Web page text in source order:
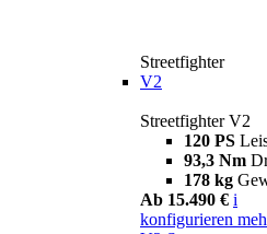
Streetfighter
V2
Streetfighter V2
120 PS
93,3 Nm
178 kg
Ab 15.490 € i
konfigurieren